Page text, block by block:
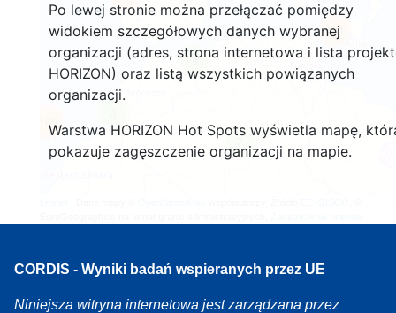
Po lewej stronie można przełączać pomiędzy
widokiem szczegółowych danych wybranej
organizacji (adres, strona internetowa i lista
HORIZON) oraz listą wszystkich powiązanych
organizacji.
Warstwa HORIZON Hot Spots wyświetla mapę,
pokazuje zagęszczenie organizacji na mapie.
3
7
160
481
CORDIS - Wyniki badań wspieranych przez UE
Niniejsza witryna internetowa jest zarządzana przez